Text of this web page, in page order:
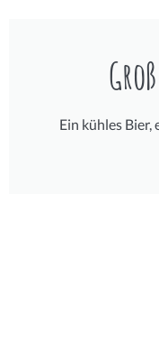
Ein kühles Bier,